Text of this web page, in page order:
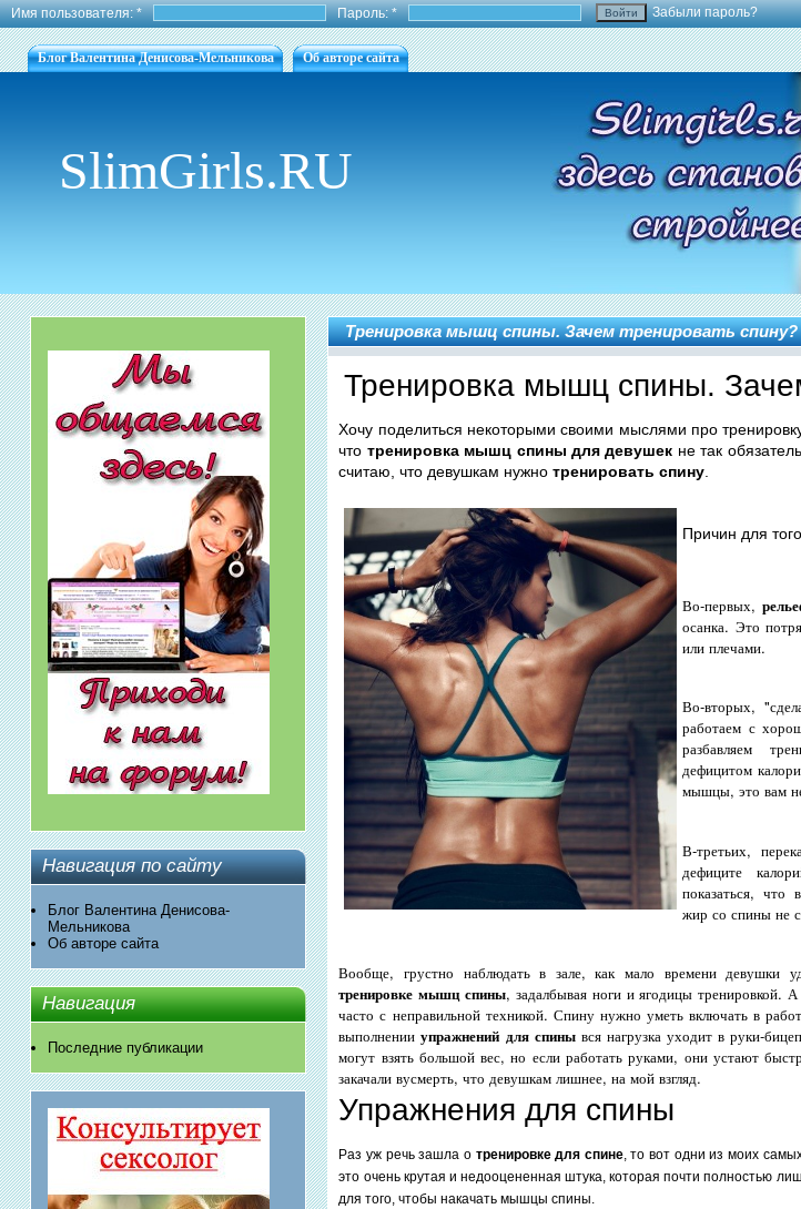
Имя пользователя:* Пароль:* Забыли пароль?
Блог Валентина Денисова-Мельникова Об авторе сайта
SlimGirls.RU
Навигация по сайту
Блог Валентина Денисова-
Мельникова
Об авторе сайта
Навигация
Последние публикации
Тренировка мышц спины. Зачем тренировать спину?
Тренировка мышц спины.
Хочу поделиться некоторыми своими мыслями про
что тренировка мышц спины для девушек не так
считаю, что девушкам нужнотренировать спину
Причин для
Во-первых,
осанка. Это
или плечами.
Во-вторых,
работаем с
разбавляем
дефицитом
мышцы, это вам
В-третьих,
дефиците
показаться, что
жир со спины не
Вообще, грустно наблюдать в зале, как мало времени девушки
тренировке мышц спины, задалбывая ноги и ягодицы тренировкой. А
часто с неправильной техникой. Спину нужно уметь включать в
выполненииупражнений для спины вся нагрузка уходит в руки-
могут взять большой вес, но если работать руками, они устают
закачали вусмерть, что девушкам лишнее, на мой взгляд.
Упражнения для спины
Раз уж речь зашла о тренировке для спине, то вот одни из моих
это очень крутая и недооцененная штука, которая почти полностью
для того, чтобы накачать мышцы спины.